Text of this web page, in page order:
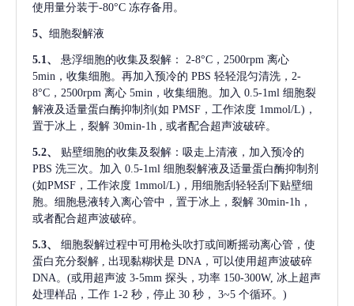
使用量分装于-80°C 冻存备用。
5、 细胞裂解液
5.1、 悬浮细胞的收集及裂解：
2-8°C，2500rpm 离心
5min，收集细胞。再加入预冷的 PBS 轻轻混匀清洗，2-
8°C，2500rpm 离心 5min，收集细胞。加入 0.5-1ml 细胞裂
解液及适量蛋白酶抑制剂(如 PMSF，工作浓度 1mmol/L)，
置于冰上，裂解 30min-1h , 或者配合超声波破碎。
5.2、
贴壁细胞的收集及裂解：吸走上清液，加入预冷的
PBS 洗三次。加入 0.5-1ml 细胞裂解液及适量蛋白酶抑制剂
(如PMSF，工作浓度 1mmol/L)，用细胞刮轻轻刮下贴壁细
胞。细胞悬液转入离心管中，置于冰上，裂解 30min-1h，
或者配合超声波破碎。
5.3、
细胞裂解过程中可用枪头吹打或间断摇动离心管，使
蛋白充分裂解
, 出现黏糊状是 DNA，可以使用超声波破碎
DNA。(或用超声波 3-5mm 探头，功率 150-300W, 冰上超声
处理样品，工作 1-2 秒，停止 30 秒， 3~5 个循环。)